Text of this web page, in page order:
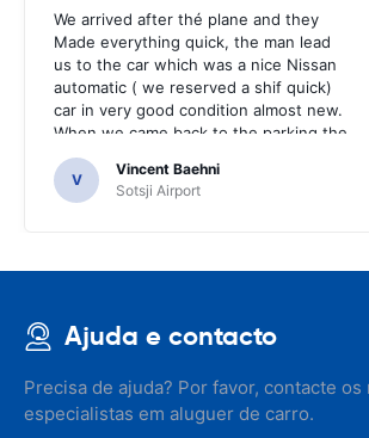
We arrived after thé plane and they
Made everything quick, the man lead
us to the car which was a nice Nissan
automatic ( we reserved a shif quick)
car in very good condition almost new.
When we came back to the parking the
same man came in 5 minutes and after
a quick check we left. Very friendly and
nice. We can only recommand this
V
Vincent Baehni
Sotsji Airport
Ajuda e contacto
Precisa de ajuda? Por favor, contacte os
especialistas em aluguer de carro.